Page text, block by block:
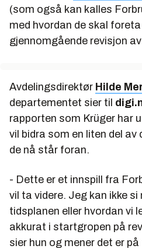
(som også kan kalles
med hvordan de skal
gjennomgående revisjon
Avdelingsdirektør Hilde
departementet sier til
rapporten som Krüger har
vil bidra som en liten del
de nå står foran.
- Dette er et innspill fra
vil ta videre. Jeg kan ikke
tidsplanen eller hvordan vi
akkurat i startgropen på
sier hun og mener det er